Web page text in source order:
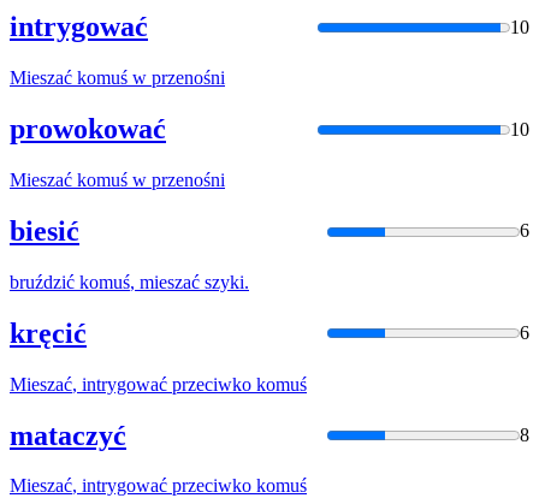
intrygować 10
Mieszać komuś w przenośni
prowokować 10
Mieszać komuś w przenośni
biesić 6
bruździć komuś, mieszać szyki.
kręcić 6
Mieszać, intrygować przeciwko komuś
mataczyć 8
Mieszać, intrygować przeciwko komuś